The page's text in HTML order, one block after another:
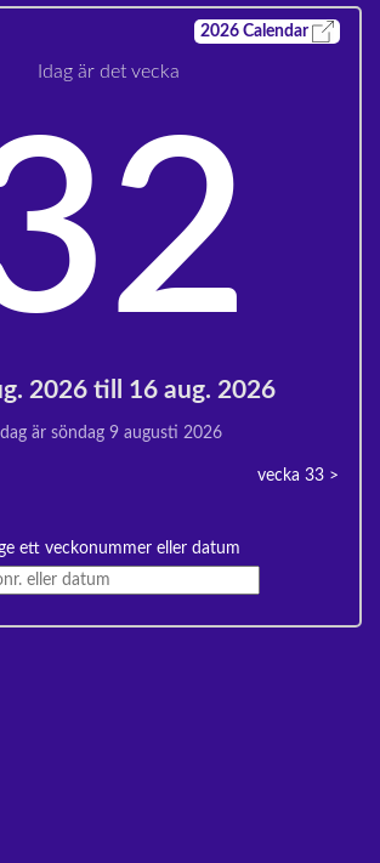
2026 Calendar
Idag är det vecka
2026 till 16 aug. 2026
Idag är söndag 9 augusti 2026
vecka 33>
ett veckonummer eller datum